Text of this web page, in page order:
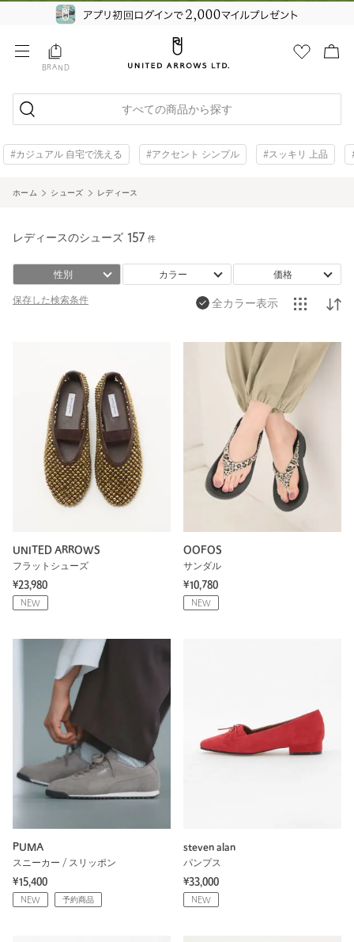
BRAND
すべての商品から探す
#カジュアル 自宅で洗える #アクセント シンプル #スッキリ 上品
ホーム シューズ レディース
レディースのシューズ 157 件
性別 カラー 価格
保存した検索条件 全カラー表示
UNITED ARROWS
フラットシューズ
¥23,980
NEW
OOFOS
サンダル
¥10,780
NEW
PUMA
スニーカー / スリッポン
¥15,400
NEW 予約商品
steven alan
パンプス
¥33,000
NEW